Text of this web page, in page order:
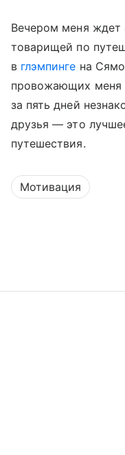
Вечером меня ждет
товарищей по
в глэмпинге на
провожающих меня
за пять дней
друзья — это
путешествия.
Мотивация